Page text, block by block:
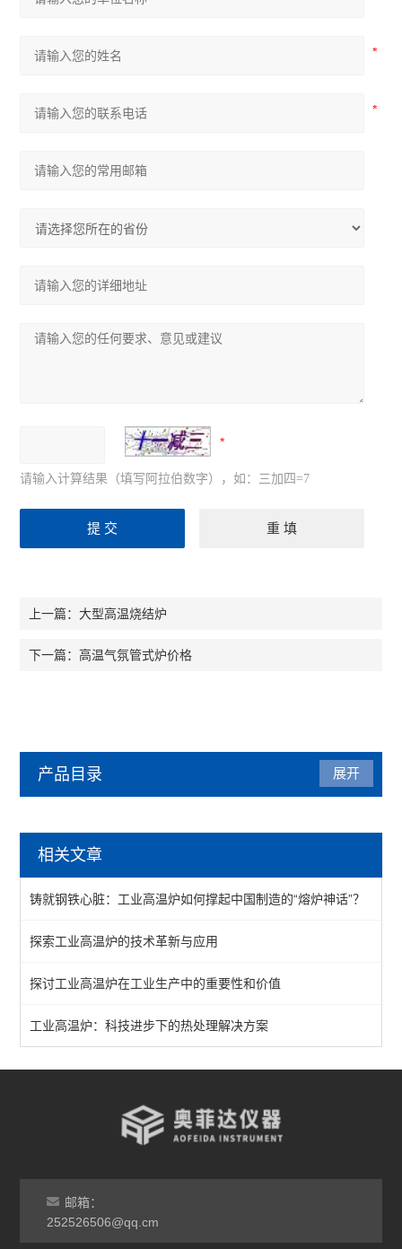
请输入计算结果（填写阿拉伯数字），如：三加四=7
上一篇：大型高温烧结炉
下一篇： 高温气氛管式炉价格
产品目录
陶瓷纤维马弗炉
箱式马弗炉
分体式马弗炉
实验室马弗炉
箱式高温炉
灰分马弗炉
非标定做马弗炉
展开
相关文章
铸就钢铁心脏：工业高温炉如何撑起中国制造的“熔炉神话”？
探索工业高温炉的技术革新与应用
探讨工业高温炉在工业生产中的重要性和价值
工业高温炉：科技进步下的热处理解决方案
邮箱：
252526506@qq.cm